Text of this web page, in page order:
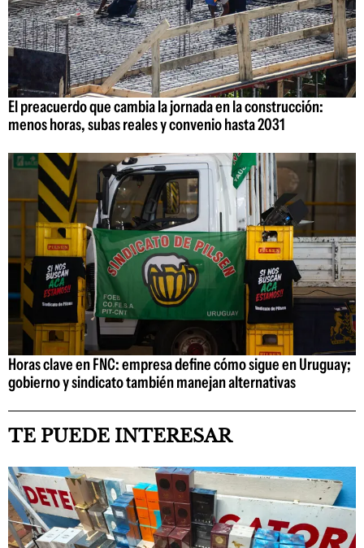
El preacuerdo que cambia la jornada en la construcción:
menos horas, subas reales y convenio hasta 2031
Horas clave en FNC: empresa define cómo sigue en Uruguay;
gobierno y sindicato también manejan alternativas
TE PUEDE INTERESAR